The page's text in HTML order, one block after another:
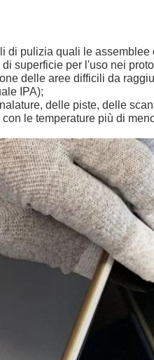
di pulizia quali le assemblee
superficie per l'uso nei
delle aree difficili da
IPA);
delle piste, delle
le temperature più di